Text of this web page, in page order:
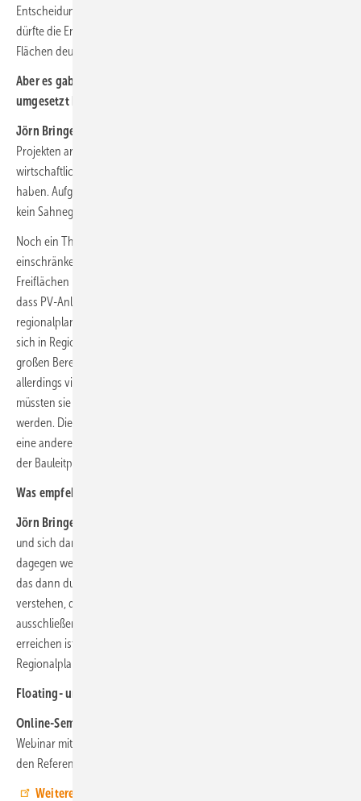
Entscheidung ist sehr erfreulich für die deutsche PV-Branche und
dürfte die Entwicklung von PV-Anlage auf landwirtschaftlichen
Flächen deutlich attraktiver machen.
Aber es gab ja trotzdem noch viele, die vorher schon Projekte
umgesetzt haben.
Jörn Bringewat:
Projekten arbeiten. Das sind allerdings auch oft Projektentwickler, die
wirtschaftlich eine gewisse Flexibilität in der Darstellung der Kosten
haben. Aufgrund der gestiegenen Rohstoffpreise ist Agri-PV jedenfalls
kein Sahnegeschäft.
Noch ein Thema dabei: Inwiefern raumordnerische Vorgaben Agri-PV
einschränken können. Wobei das eine Frage ist, die generell PV-
Freiflächen betrifft. Der zweite Umstand ist: Wenn ich davon ausgehe,
dass PV-Anlagen raumbedeutsam sein können, dann können
regionalplanerische Vorgaben eine Bedeutung haben. Häufig finden
sich in Regionalplänen Festlegungen, die PV-Freiflächenanlagen in
großen Bereichen ausschließen sollen. Diese Vorgaben haben
allerdings vielfach keine echte ausschließende Bedeutung. So
müssten sie maximal im Rahmen der Bauleitplanung berücksichtigt
werden. Die Raumordnungsbehörden der Länder haben allerdings
eine andere Rechtsauffassung als wir, was dann bei der Aufstellung
der Bauleitpläne für großen Ärger sorgt.
Was empfehlen Sie Planern?
Jörn Bringewat:
und sich dann eine Gemeinde suchen, die sich nötigenfalls auch aktiv
dagegen wehren will, oder die den Bebauungsplan aufstellen will, um
das dann durchzuziehen. Die Regionalplanungsbehörden müssen
verstehen, dass ihre Kompetenzen eingeschränkt sind und eine echte
ausschließende Wirkung für PV-Freiflächenanlagen sehr schwer zu
erreichen ist. Hier ist allerdings noch viel zu tun, da die
Regionalplanungsbehörden bisher wenig Einsicht zeigen.
Floating- und Agri-PV
Online-Seminar:
Webinar mit zwei Trendthemen in der PV. Jörn Bringewat gehört zu
den Referenten.
Weitere Informationen hier